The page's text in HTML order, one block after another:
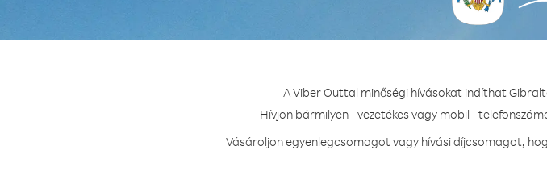
A Viber Outtal minőségi hívásokat indíthat
Hívjon bármilyen - vezetékes vagy mobil -
Vásároljon egyenlegcsomagot vagy hívási díjcsomagot,